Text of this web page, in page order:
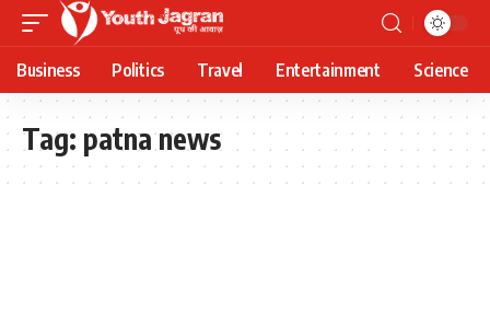
Business Politics Travel Entertainment Science
Tag: patna news